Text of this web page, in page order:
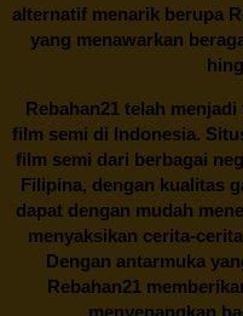
alternatif menarik berupa
yang menawarkan
Rebahan21telah menjadi
film semi di Indonesia.
film semi dari berbagai
Filipina, dengan kualitas
dapat dengan mudah
menyaksikan cerita-
Dengan antarmuka
Rebahan21
menyenangkan